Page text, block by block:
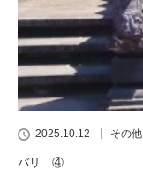
2025.10.12 その他
バリ ④